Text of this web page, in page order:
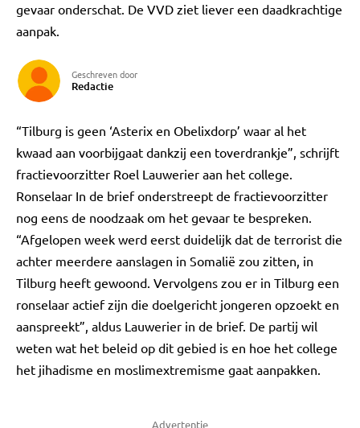
gevaar onderschat. De VVD ziet liever een daadkrachtige
aanpak.
Geschreven door
Redactie
“Tilburg is geen ‘Asterix en Obelixdorp’ waar al het
kwaad aan voorbijgaat dankzij een toverdrankje”, schrijft
fractievoorzitter Roel Lauwerier aan het college.
Ronselaar In de brief onderstreept de fractievoorzitter
nog eens de noodzaak om het gevaar te bespreken.
“Afgelopen week werd eerst duidelijk dat de terrorist die
achter meerdere aanslagen in Somalië zou zitten, in
Tilburg heeft gewoond. Vervolgens zou er in Tilburg een
ronselaar actief zijn die doelgericht jongeren opzoekt en
aanspreekt”, aldus Lauwerier in de brief. De partij wil
weten wat het beleid op dit gebied is en hoe het college
het jihadisme en moslimextremisme gaat aanpakken.
Advertentie